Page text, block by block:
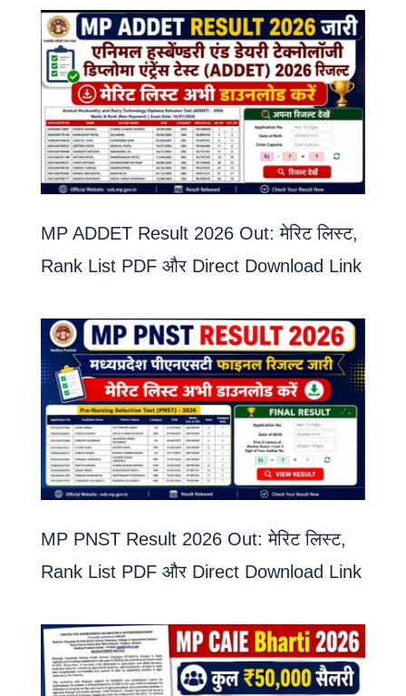
MP ADDET Result 2026 Out: मेरिट लिस्ट,
Rank List PDF और Direct Download Link
MP PNST Result 2026 Out: मेरिट लिस्ट,
Rank List PDF और Direct Download Link